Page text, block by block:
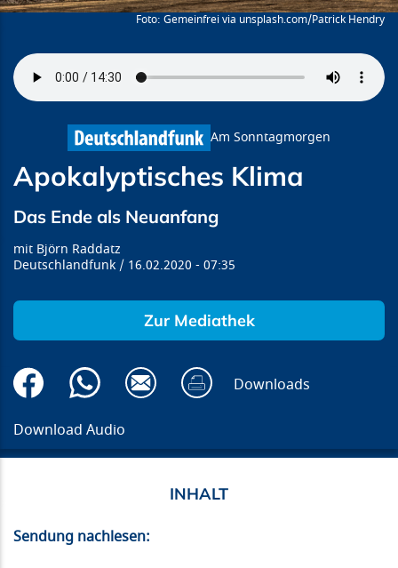
Gemeinfrei via unsplash.com/Patrick Hendry
Am Sonntagmorgen
Apokalyptisches Klima
Das Ende als Neuanfang
Björn Raddatz
Deutschlandfunk
16.02.2020 07:35
Zur Mediathek
Downloads
Download Audio
Sendung nachlesen: